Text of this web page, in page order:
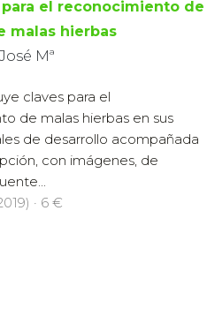
para el reconocimiento de
malas hierbas
Mª
claves para el
de malas hierbas en sus
de desarrollo acompañada
con imágenes, de
· 6 €